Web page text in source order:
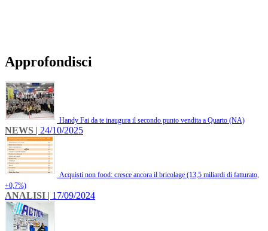
Approfondisci
Handy Fai da te inaugura il secondo punto vendita a Quarto (NA)
NEWS | 24/10/2025
Acquisti non food: cresce ancora il bricolage (13,5 miliardi di fatturato,
+0,7%)
ANALISI | 17/09/2024